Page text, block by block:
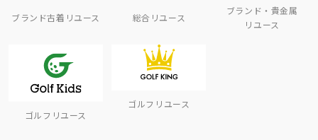
ブランド古着リユース 総合リユース
ブランド・貴金属
リユース
ゴルフリユース
ゴルフリユース